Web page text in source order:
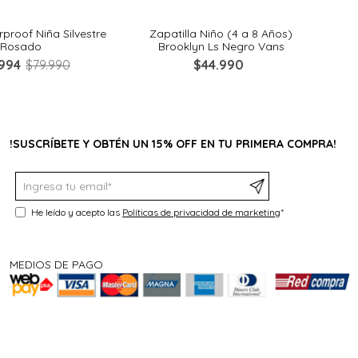
Niña Silvestre
Rosado
$79.990
Zapatilla Niño (4 a 8 Años)
Brooklyn Ls Negro Vans
$44.990
!SUSCRÍBETE Y OBTÉN UN 15% OFF EN TU PRIMERA COMPRA!
He leído y acepto las Políticas de privacidad de marketing*
MEDIOS DE PAGO